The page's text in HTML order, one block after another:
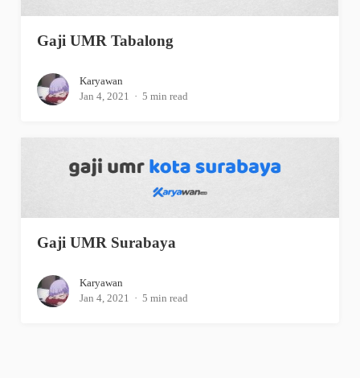
Gaji UMR Tabalong
Karyawan
Jan 4, 2021
5 min read
Gaji UMR Surabaya
Karyawan
Jan 4, 2021
5 min read